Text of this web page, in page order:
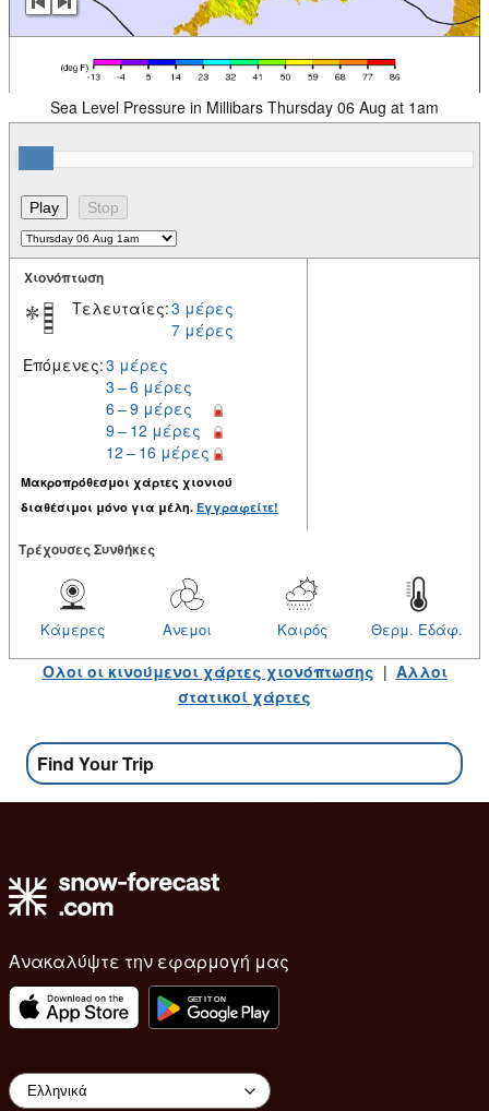
Sea Level Pressure in Millibars Thursday 06 Aug at 1am
Χιονόπτωση
Τελευταίες:3 μέρες
7 μέρες
Επόμενες:3 μέρες
3 – 6 μέρες
6 – 9 μέρες
9 – 12 μέρες
12 – 16 μέρες
Μακροπρόθεσμοι χάρτες χιονιού
διαθέσιμοι μόνο για μέλη. Εγγραφείτε!
Tρέχουσες Συνθήκες
Θερμ. Εδάφ.
Καιρός
Ανεμοι
Κάμερες
Ολοι οι κινούμενοι χάρτες χιονόπτωσης | Αλλοι
στατικοί χάρτες
Find Your Trip
Ανακαλύψτε την εφαρμογή μας